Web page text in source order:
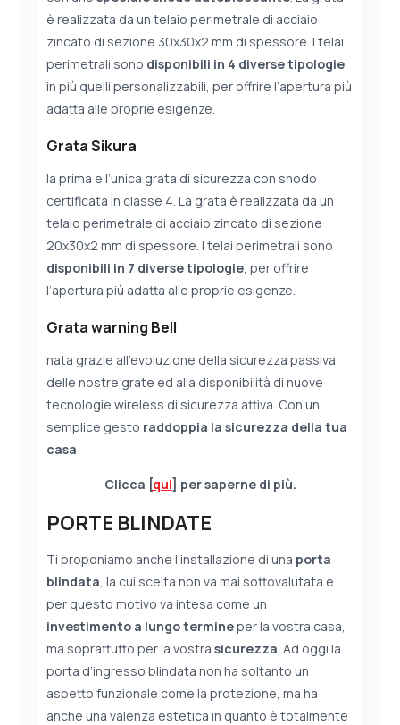
è realizzata da un telaio perimetrale di acciaio
zincato di sezione 30x30x2 mm di spessore. I telai
perimetrali sono disponibili in 4 diverse tipologie
in più quelli personalizzabili, per offrire l’apertura più
adatta alle proprie esigenze.
Grata Sikura
la prima e l’unica grata di sicurezza con snodo
certificata in classe 4. La grata è realizzata da un
telaio perimetrale di acciaio zincato di sezione
20x30x2 mm di spessore. I telai perimetrali sono
disponibili in 7 diverse tipologie , per offrire
l’apertura più adatta alle proprie esigenze.
Grata warning Bell
nata grazie all’evoluzione della sicurezza passiva
delle nostre grate ed alla disponibilità di nuove
tecnologie wireless di sicurezza attiva. Con un
semplice gesto raddoppia la sicurezza della tua
casa
Clicca [qui] per saperne di più.
PORTE BLINDATE
Ti proponiamo anche l’installazione di una porta
blindata , la cui scelta non va mai sottovalutata e
per questo motivo va intesa come un
investimento a lungo termineper la vostra casa,
ma soprattutto per la vostrasicurezza . Ad oggi la
porta d’ingresso blindata non ha soltanto un
aspetto funzionale come la protezione, ma ha
anche una valenza estetica in quanto è totalmente